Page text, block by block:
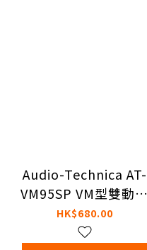
Audio-Technica AT-
VM95SP VM型雙動磁
式立體聲唱頭
HK$680.00